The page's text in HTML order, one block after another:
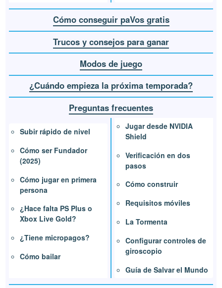
Cómo conseguir paVos gratis
Trucos y consejos para ganar
Modos de juego
¿Cuándo empieza la próxima temporada?
Preguntas frecuentes
Subir rápido de nivel
Cómo ser Fundador
(2025)
Cómo jugar en primera
persona
¿Hace falta PS Plus o
Xbox Live Gold?
¿Tiene micropagos?
Cómo bailar
Jugar desde NVIDIA
Shield
Verificación en dos
pasos
Cómo construir
Requisitos móviles
La Tormenta
Configurar controles de
giroscopio
Guía de Salvar el Mundo